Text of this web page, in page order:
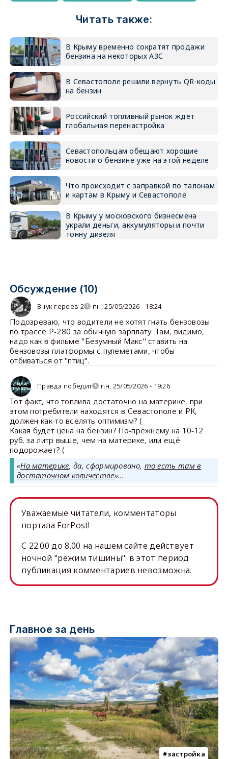
Читать также:
В Крыму временно сократят продажи
бензина на некоторых АЗС
В Севастополе решили вернуть QR-коды
на бензин
Российский топливный рынок ждёт
глобальная перенастройка
Севастопольцам обещают хорошие
новости о бензине уже на этой неделе
Что происходит с заправкой по талонам
и картам в Крыму и Севастополе
В Крыму у московского бизнесмена
украли деньги, аккумуляторы и почти
тонну дизеля
Обсуждение (10)
Внук героев 2 пн, 25/05/2026 - 18:24
Подозреваю, что водители не хотят гнать бензовозы
по трассе Р-280 за обычную зарплату. Там, видимо,
надо как в фильме "Безумный Макс" ставить на
бензовозы платформы с пулемётами, чтобы
отбиваться от "птиц".
Правда победит пн, 25/05/2026 - 19:26
Тот факт, что топлива достаточно на материке, при
этом потребители находятся в Севастополе и РК,
должен как-то вселять оптимизм? (
Какая будет цена на бензин? По-прежнему на 10-12
руб. за литр выше, чем на материке, или ещё
подорожает? (
«На материке, да, сформировано, то есть там в
достаточном количестве»...
Уважаемые читатели, комментаторы
портала ForPost!
C 22.00 до 8.00 на нашем сайте действует
ночной "режим тишины": в этот период
публикация комментариев невозможна.
Главное за день
застройка